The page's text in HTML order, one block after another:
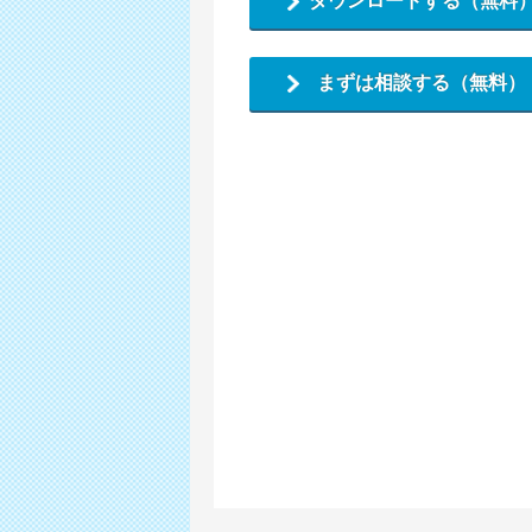
まずは相談する（無料）